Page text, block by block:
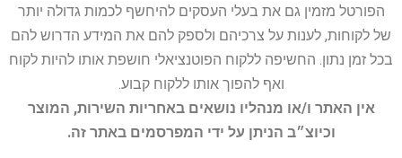
הפורטל מזמין גם את בעלי העסקים להיחשף לכמות גדולה יותר
של לקוחות, לענות על צרכיהם ולספק להם את המידע הדרוש להם
בכל זמן נתון. החשיפה ללקוח הפוטנציאלי חושפת אותו להיות לקוח
ואף להפוך אותו ללקוח קבוע.
אין האתר ו/או מנהליו נושאים באחריות השירות, המוצר
וכיוצ״ב הניתן על ידי המפרסמים באתר זה.